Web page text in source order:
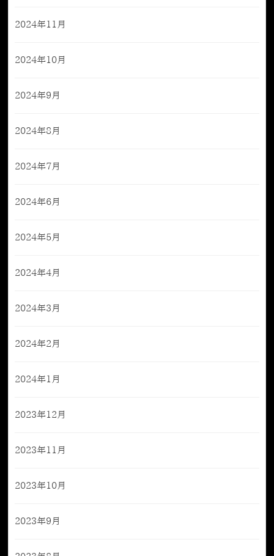
2024年11月
2024年10月
2024年9月
2024年8月
2024年7月
2024年6月
2024年5月
2024年4月
2024年3月
2024年2月
2024年1月
2023年12月
2023年11月
2023年10月
2023年9月